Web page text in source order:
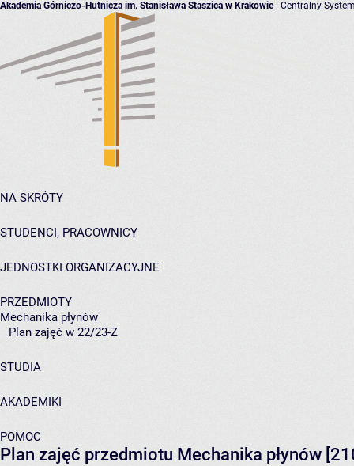
Akademia Górniczo-Hutnicza im. Stanisława Staszica w Krakowie- Centralny
NA SKRÓTY
STUDENCI, PRACOWNICY
JEDNOSTKI ORGANIZACYJNE
PRZEDMIOTY
Mechanika płynów
Plan zajęć w 22/23-Z
STUDIA
AKADEMIKI
POMOC
Plan zajęć przedmiotu Mechanika płynów